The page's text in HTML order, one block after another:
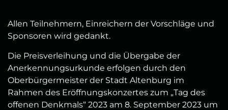
Allen Teilnehmern, Einreichern der Vorschläge und
Sponsoren wird gedankt.
Die Preisverleihung und die Übergabe der
Anerkennungsurkunde erfolgen durch den
Oberbürgermeister der Stadt Altenburg im
Rahmen des Eröffnungskonzertes zum „Tag des
offenen Denkmals“ 2023 am 8. September 2023 um